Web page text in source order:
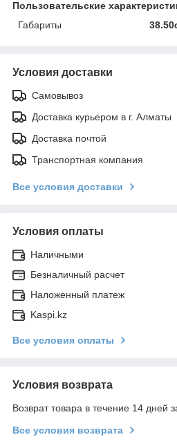
Пользовательские
Габариты
Условия доставки
Самовывоз
Доставка курьером в г. Алматы
Доставка почтой
Транспортная компания
Все условия доставки
Условия оплаты
Наличными
Безналичный расчет
Наложенный платеж
Kaspi.kz
Все условия оплаты
Условия возврата
Возврат товара в течение 14 дней
Все условия возврата